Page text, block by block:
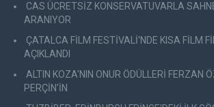
CAS ÜCRETSİZ KONSERVATUVARLA
ARANIYOR
ÇATALCA FİLM FESTİVALİ'NDE KISA FİLM
AÇIKLANDI
ALTIN KOZA'NIN ONUR ÖDÜLLERİ FERZAN
PERÇİN'İN